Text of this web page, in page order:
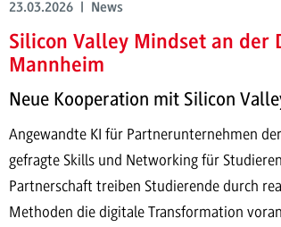
23.03.2026 | News
Silicon Valley Mindset an der
Mannheim
Neue Kooperation mit Silicon
Angewandte KI für Partnerunternehmen
gefragte Skills und Networking für
Partnerschaft treiben Studierende durch
Methoden die digitale Transformation